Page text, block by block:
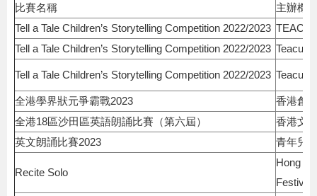
比賽名稱
主辦機
Tell a Tale Children’s Storytelling Competition 2022/2023
Tell a Tale Children’s Storytelling Competition 2022/2023 Teacup
Tell a Tale Children’s Storytelling Competition 2022/2023 Teacup
全港學界狀元爭霸戰2023
香港創
全港18區沙田區英語朗誦比賽（第六屆）
香港文
英文朗誦比賽2023
青年兒
Recite Solo
Hong
Festival